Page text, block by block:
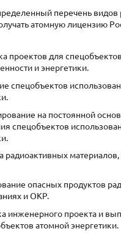
перечень видов
атомную лицензию
проектов для
и энергетики.
спецобъектов
на постоянной
спецобъектов
радиоактивных
опасных продуктов
и ОКР.
инженерного проекта и
атомной энергетики.